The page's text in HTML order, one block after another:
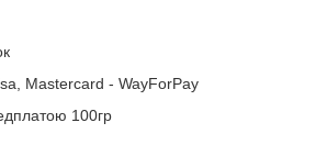
Mastercard - WayForPay
100гр